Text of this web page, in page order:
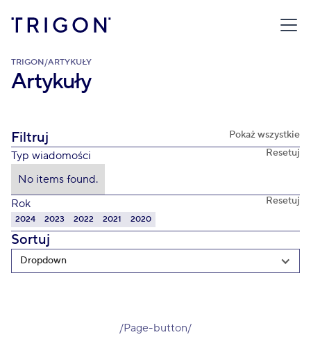
TRIGON/ARTYKUŁY
Artykuły
Filtruj Pokaż wszystkie
Typ wiadomości Resetuj
No items found.
Rok
Resetuj
2024 2023 2022 2021 2020
Sortuj
Dropdown
/Page-button/